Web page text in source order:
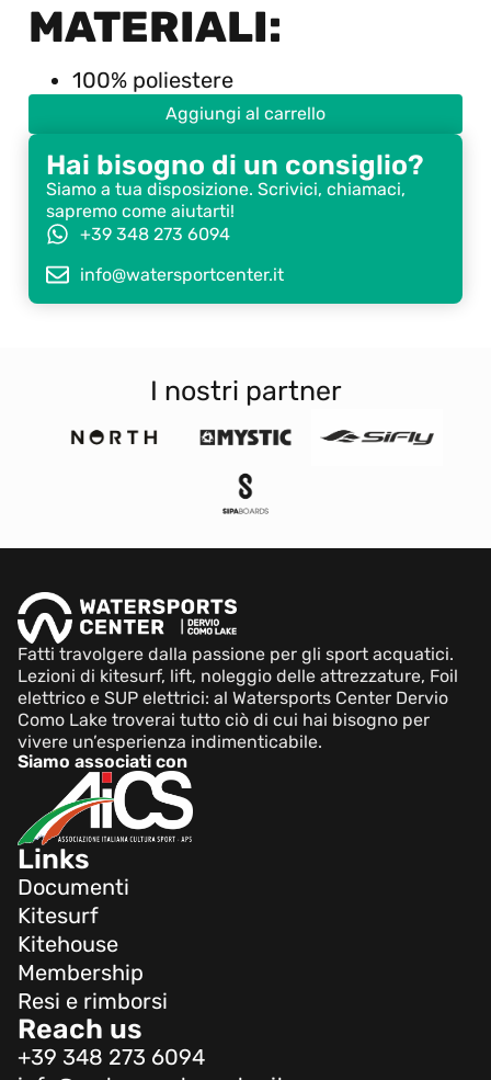
MATERIALI:
100% poliestere
Aggiungi al carrello
Hai bisogno di un consiglio?
Siamo a tua disposizione. Scrivici, chiamaci,
sapremo come aiutarti!
+39 348 273 6094
info@watersportcenter.it
I nostri partner
Fatti travolgere dalla passione per gli sport acquatici.
Lezioni di kitesurf, lift, noleggio delle attrezzature, Foil
elettrico e SUP elettrici: al Watersports Center Dervio
Como Lake troverai tutto ciò di cui hai bisogno per
vivere un’esperienza indimenticabile.
Siamo associati con
Links
Documenti
Kitesurf
Kitehouse
Membership
Resi e rimborsi
Reach us
+39 348 273 6094